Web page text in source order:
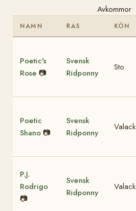
Avkommor
NAMN RAS KÖN
Poetic's
Rose 📷
Svensk
Ridponny
Sto
Poetic
Shano 📷
Svensk
Ridponny
Valack
P.J.
Rodrigo
📷
Svensk
Ridponny
Valack